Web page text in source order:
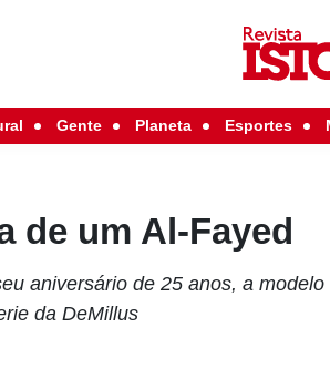
Gente Planeta Esportes
de um Al-Fayed
aniversário de 25 anos, a
da DeMillus